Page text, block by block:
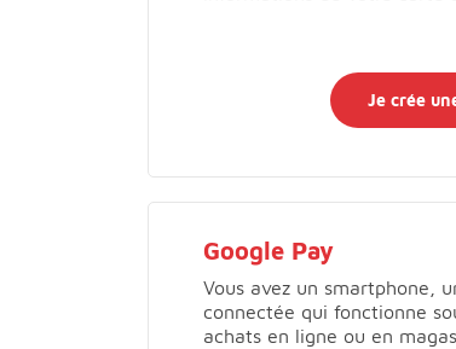
Je crée
Google Pay
Vous avez un smartphone,
connectée qui fonctionne
achats en ligne ou en